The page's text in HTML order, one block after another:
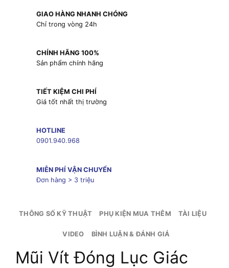
GIAO HÀNG NHANH CHÓNG
Chỉ trong vòng 24h
CHÍNH HÃNG 100%
Sản phẩm chính hãng
TIẾT KIỆM CHI PHÍ
Giá tốt nhất thị trường
HOTLINE
0901.940.968
MIỄN PHÍ VẬN CHUYỂN
Đơn hàng > 3 triệu
THÔNG SỐ KỸ THUẬT PHỤ KIỆN MUA THÊM TÀI LIỆU
VIDEO BÌNH LUẬN & ĐÁNH GIÁ
Mũi Vít Đóng Lục Giác